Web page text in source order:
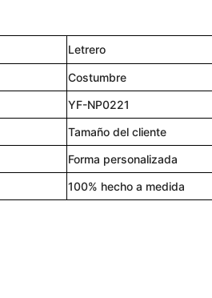
Letrero
Costumbre
YF-NP0221
Tamaño del cliente
Forma personalizada
100% hecho a medida